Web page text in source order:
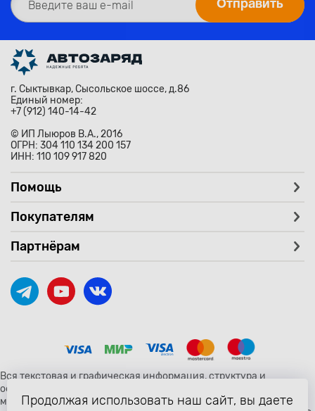
г. Сыктывкар, Сысольское шоссе, д.86
Единый номер:
+7 (912) 140-14-42
© ИП Лыюров В.А., 2016
ОГРН: 304 110 134 200 157
ИНН: 110 109 917 820
Помощь
Покупателям
Партнёрам
Вся текстовая и графическая информация, структура и
оформление страницы avtozaryad.ru защищены российскими и
международными законами и соглашениями об охране
Продолжая использовать наш сайт, вы даете